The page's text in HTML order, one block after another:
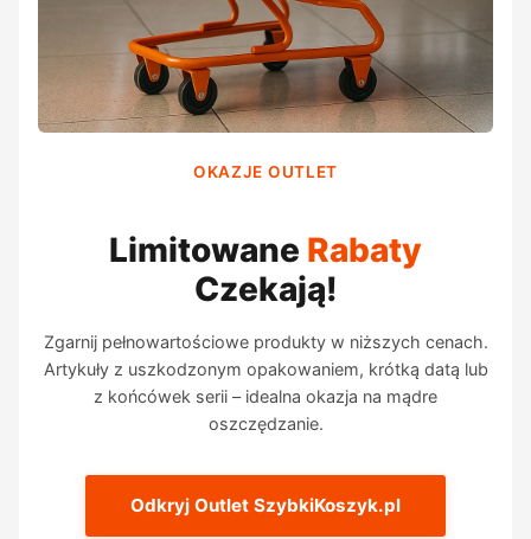
OKAZJE OUTLET
Limitowane Rabaty
Czekają!
Zgarnij pełnowartościowe produkty w niższych cenach.
Artykuły z uszkodzonym opakowaniem, krótką datą lub
z końcówek serii – idealna okazja na mądre
oszczędzanie.
Odkryj Outlet SzybkiKoszyk.pl